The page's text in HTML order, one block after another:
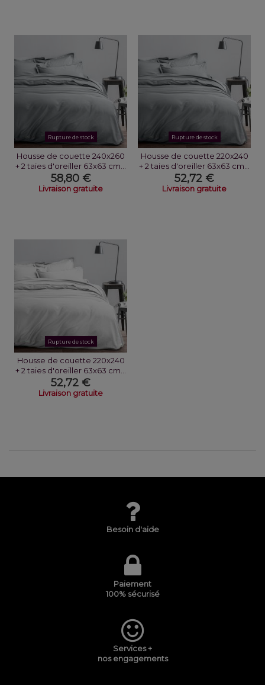
Rupture de stock
Housse de couette 240x260
+ 2 taies d'oreiller 63x63 cm...
58,80 €
Livraison gratuite
Rupture de stock
Housse de couette 220x240
+ 2 taies d'oreiller 63x63 cm...
52,72 €
Livraison gratuite
Rupture de stock
Housse de couette 220x240
+ 2 taies d'oreiller 63x63 cm...
52,72 €
Livraison gratuite
Besoin d'aide
Paiement
100% sécurisé
Services +
nos engagements